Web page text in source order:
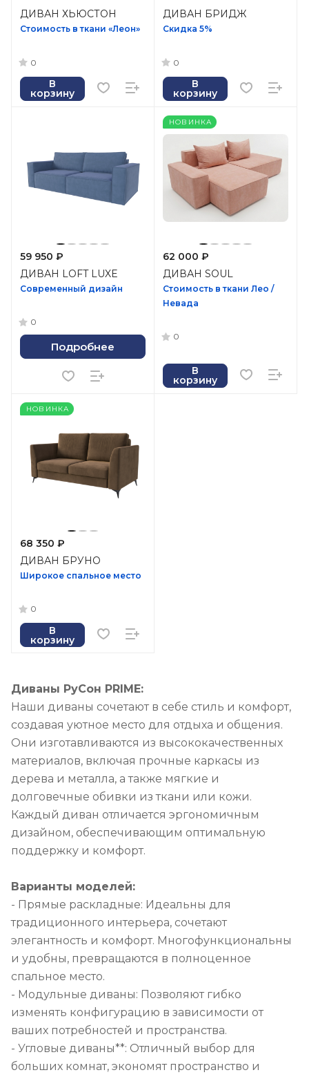
ДИВАН ХЬЮСТОН
Стоимость в ткани «Леон»
0
В
корзину
ДИВАН БРИДЖ
Скидка 5%
0
В
корзину
59 950 ₽
ДИВАН LOFT LUXE
Современный дизайн
0
Подробнее
НОВИНКА
62 000 ₽
ДИВАН SOUL
Стоимость в ткани Лео /
Невада
0
В
корзину
НОВИНКА
68 350 ₽
ДИВАН БРУНО
Широкое спальное место
0
В
корзину
Диваны РуСон PRIME:
Наши диваны сочетают в себе стиль и комфорт,
создавая уютное место для отдыха и общения.
Они изготавливаются из высококачественных
материалов, включая прочные каркасы из
дерева и металла, а также мягкие и
долговечные обивки из ткани или кожи.
Каждый диван отличается эргономичным
дизайном, обеспечивающим оптимальную
поддержку и комфорт.
Варианты моделей:
- Прямые раскладные: Идеальны для
традиционного интерьера, сочетают
элегантность и комфорт. Многофункциональны
и удобны, превращаются в полноценное
спальное место.
- Модульные диваны: Позволяют гибко
изменять конфигурацию в зависимости от
ваших потребностей и пространства.
- Угловые диваны**: Отличный выбор для
больших комнат, экономят пространство и